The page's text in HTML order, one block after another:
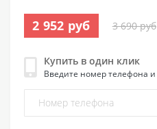
2 952 руб 3 690 руб
Купить в один клик
Введите номер телефона